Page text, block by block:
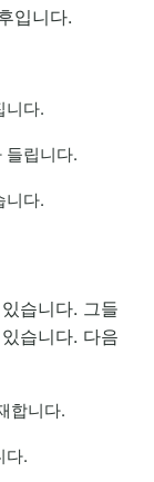
입니다.
니다.
들립니다.
니다.
습니다. 그들
습니다. 다음
합니다.
다.